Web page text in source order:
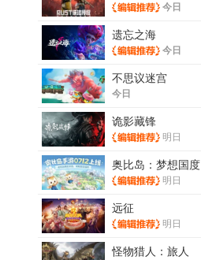
今日
遗忘之海
今日
不思议迷宫
今日
诡影藏锋
明日
奥比岛：梦想国度
明日
远征
明日
怪物猎人：旅人